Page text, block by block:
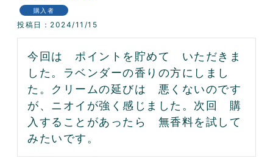
購入者
投稿日 2024/11/15
今回は　ポイントを貯めて　いただきま
した。ラベンダーの香りの方にしまし
た。クリームの延びは　悪くないのです
が、ニオイが強く感じました。次回　購
入することがあったら　無香料を試して
みたいです。